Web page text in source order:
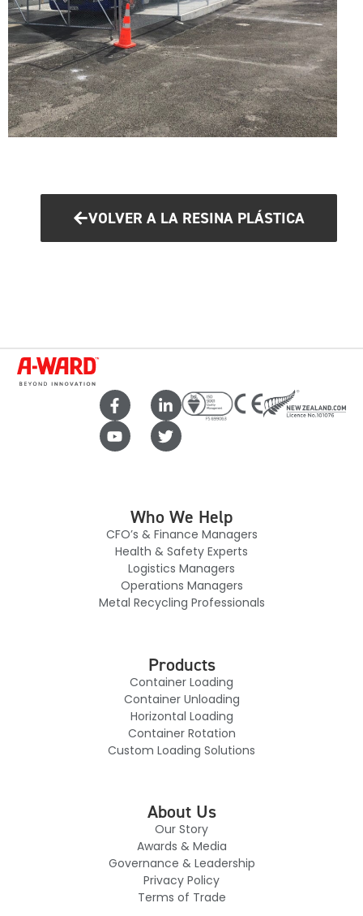
VOLVER A LA RESINA PLÁSTICA
Who We Help
CFO’s & Finance Managers
Health & Safety Experts
Logistics Managers
Operations Managers
Metal Recycling Professionals
Products
Container Loading
Container Unloading
Horizontal Loading
Container Rotation
Custom Loading Solutions
About Us
Our Story
Awards & Media
Governance & Leadership
Privacy Policy
Terms of Trade